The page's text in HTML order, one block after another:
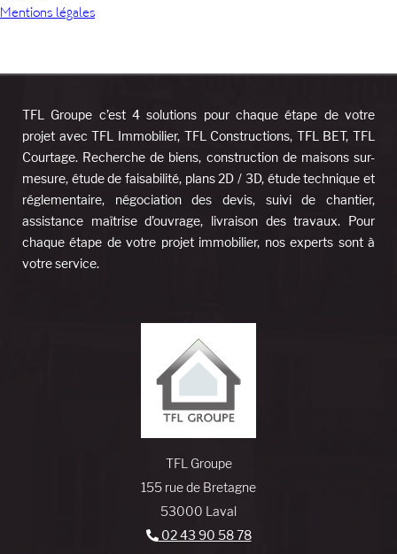
Mentions légales
TFL Groupe c’est 4 solutions pour chaque étape de votre
projet avec TFL Immobilier, TFL Constructions, TFL BET, TFL
Courtage. Recherche de biens, construction de maisons sur-
mesure, étude de faisabilité, plans 2D / 3D, étude technique et
réglementaire, négociation des devis, suivi de chantier,
assistance maîtrise d’ouvrage, livraison des travaux. Pour
chaque étape de votre projet immobilier, nos experts sont à
votre service.
TFL Groupe
155 rue de Bretagne
53000 Laval
02 43 90 58 78